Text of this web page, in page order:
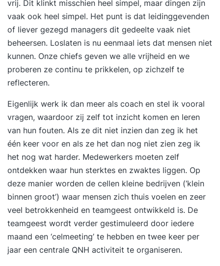
vrij. Dit klinkt misschien heel simpel, maar dingen zijn
vaak ook heel simpel. Het punt is dat leidinggevenden
of liever gezegd managers dit gedeelte vaak niet
beheersen. Loslaten is nu eenmaal iets dat mensen niet
kunnen. Onze chiefs geven we alle vrijheid en we
proberen ze continu te prikkelen, op zichzelf te
reflecteren.
Eigenlijk werk ik dan meer als coach en stel ik vooral
vragen, waardoor zij zelf tot inzicht komen en leren
van hun fouten. Als ze dit niet inzien dan zeg ik het
één keer voor en als ze het dan nog niet zien zeg ik
het nog wat harder. Medewerkers moeten zelf
ontdekken waar hun sterktes en zwaktes liggen. Op
deze manier worden de cellen kleine bedrijven (‘klein
binnen groot’) waar mensen zich thuis voelen en zeer
veel betrokkenheid en teamgeest ontwikkeld is. De
teamgeest wordt verder gestimuleerd door iedere
maand een ‘celmeeting’ te hebben en twee keer per
jaar een centrale QNH activiteit te organiseren.